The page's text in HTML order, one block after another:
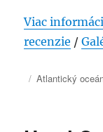
Viac
recenzie /
Publikované
Kategórie
Atlantický